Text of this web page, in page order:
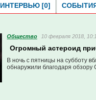
ИНТЕРВЬЮ [0]
Общество 10 февраля 2018,
Огромный астероид
В ночь с пятницы на субботу
обнаружили благодаря